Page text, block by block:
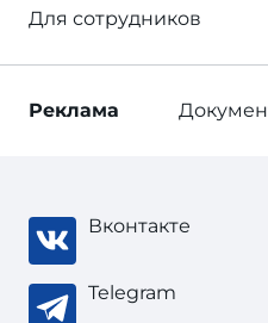
Для сотрудников
Реклама
Вконтакте
Telegram